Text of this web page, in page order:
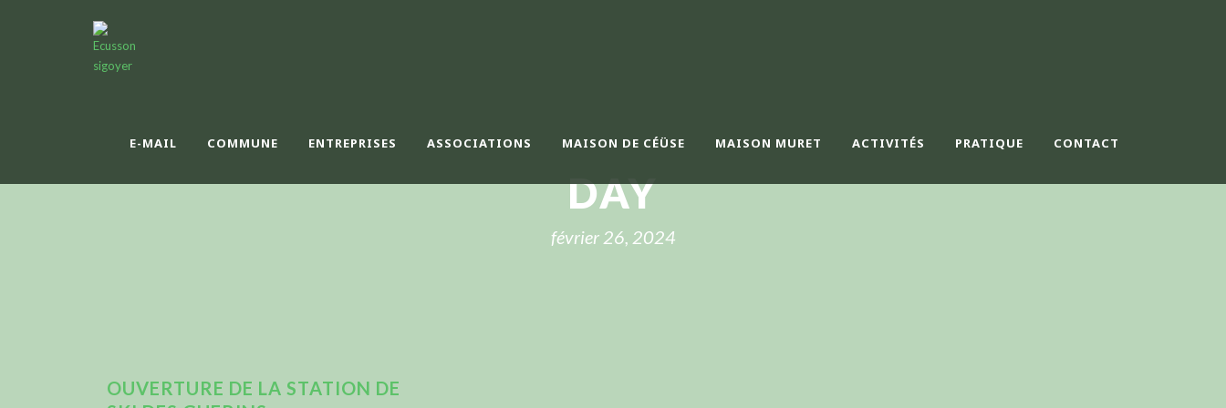
E-MAIL COMMUNE ENTREPRISES ASSOCIATIONS MAISON DE CÉÜSE MAISON MURET ACTIVITÉS PRATIQUE CONTACT
DAY
février 26, 2024
OUVERTURE DE LA STATION DE